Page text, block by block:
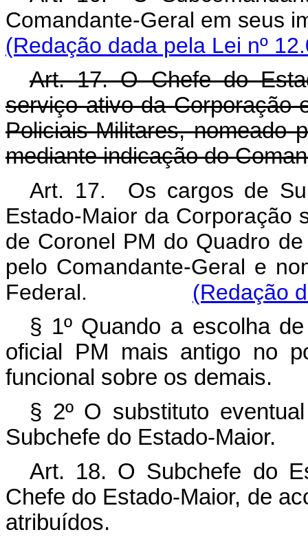
Comandante-Geral em
(Redação dada pela Lei nº
Art. 17. O Chefe do
serviço ativo da Corporação
Policiais-Militares, nomeado
mediante indicação do
Art. 17. Os cargos de
Estado-Maior da Corporação
de Coronel PM do Quadro
pelo Comandante-Geral e
Federal. (Redação
§ 1º Quando a escolha
oficial PM mais antigo no
funcional sobre os demais.
§ 2º O substituto
Subchefe do Estado-Maior.
Art. 18. O Subchefe do
Chefe do Estado-Maior, de
atribuídos.